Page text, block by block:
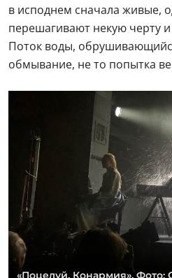
в исподнем сначала живые,
перешагивают некую черту
Поток воды,
обмывание, не то попытка
«Поцелуй. Конармия». Фото: